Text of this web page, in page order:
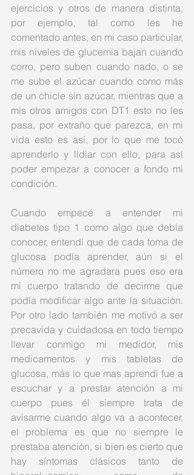
ejercicios y otros de manera distinta,
por ejemplo, tal como les he
comentado antes, en mi caso particular,
mis niveles de glucemia bajan cuando
corro, pero suben cuando nado, o se
me sube el azúcar cuando como más
de un chicle sin azúcar, mientras que a
mis otros amigos con DT1 esto no les
pasa, por extraño que parezca, en mi
vida esto es así, por lo que me tocó
aprenderlo y lidiar con ello, para así
poder empezar a conocer a fondo mi
condición.
Cuando empecé a entender mi
diabetes tipo 1 como algo que debía
conocer, entendí que de cada toma de
glucosa podía aprender, aún si el
número no me agradara pues eso era
mi cuerpo tratando de decirme que
podía modificar algo ante la situación.
Por otro lado también me motivó a ser
precavida y cuidadosa en todo tiempo
llevar conmigo mi medidor, mis
medicamentos y mis tabletas de
glucosa, más lo que mas aprendí fue a
escuchar y a prestar atención a mi
cuerpo pues él siempre trata de
avisarme cuando algo va a acontecer,
el problema es que no siempre le
prestaba atención, si bien es cierto que
hay síntomas clásicos tanto de